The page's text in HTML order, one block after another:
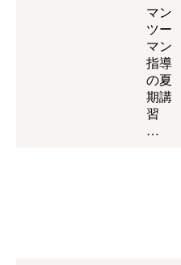
マン
ツー
マン
指導
の夏
期講
習
…